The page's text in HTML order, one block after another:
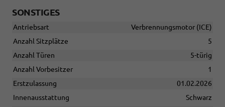
SONSTIGES
Antriebsart
Verbrennungsmotor (ICE)
Anzahl Sitzplätze
5
Anzahl Türen
5-türig
Anzahl Vorbesitzer
1
Erstzulassung
01.02.2026
Innenausstattung
Schwarz